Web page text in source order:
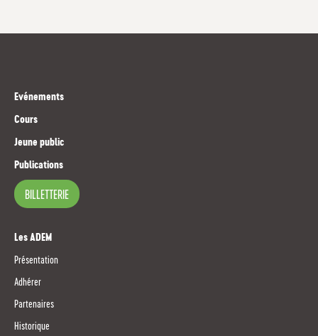
Evénements
Cours
Jeune public
Publications
BILLETTERIE
Les ADEM
Présentation
Adhérer
Partenaires
Historique